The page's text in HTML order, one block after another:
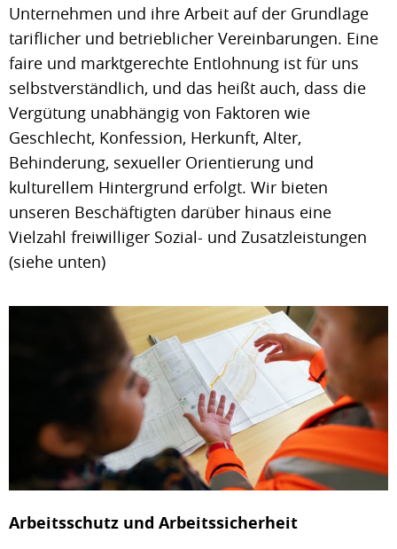
Unternehmen und ihre Arbeit auf der Grundlage
tariflicher und betrieblicher Vereinbarungen. Eine
faire und marktgerechte Entlohnung ist für uns
selbstverständlich, und das heißt auch, dass die
Vergütung unabhängig von Faktoren wie
Geschlecht, Konfession, Herkunft, Alter,
Behinderung, sexueller Orientierung und
kulturellem Hintergrund erfolgt. Wir bieten
unseren Beschäftigten darüber hinaus eine
Vielzahl freiwilliger Sozial- und Zusatzleistungen
(siehe unten)
Arbeitsschutz und Arbeitssicherheit